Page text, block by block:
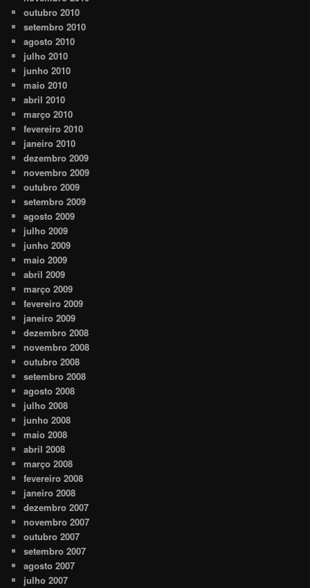
outubro 2010
setembro 2010
agosto 2010
julho 2010
junho 2010
maio 2010
abril 2010
março 2010
fevereiro 2010
janeiro 2010
dezembro 2009
novembro 2009
outubro 2009
setembro 2009
agosto 2009
julho 2009
junho 2009
maio 2009
abril 2009
março 2009
fevereiro 2009
janeiro 2009
dezembro 2008
novembro 2008
outubro 2008
setembro 2008
agosto 2008
julho 2008
junho 2008
maio 2008
abril 2008
março 2008
fevereiro 2008
janeiro 2008
dezembro 2007
novembro 2007
outubro 2007
setembro 2007
agosto 2007
julho 2007